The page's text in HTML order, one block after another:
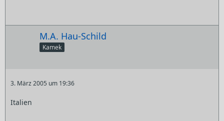
M.A. Hau-Schild
Kamek
3. März 2005 um 19:36
Italien